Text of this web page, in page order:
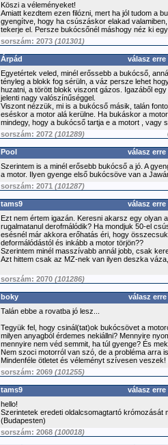
Köszi a véleményeket!
Amiatt kezdtem ezen filózni, mert ha jól tudom a
gyengítve, hogy ha csúszáskor elakad
tekerje el. Persze bukócsőnél máshogy néz ki egy
sorszám: 2073 (101301)
Árpád válasz erre
Egyetértek veled, minél erőssebb a bukócső,
tényleg a blokk fog sérüln, a váz persze lehet
huzatni, a törött blokk viszont gázos. Igazáből
jelenti nagy valószínűséggel.
Viszont nézzük, mi is a bukócső másik, talán
eséskor a motor alá kerülne. Ha bukáskor a
mindegy, hogy a bukócső tartja e a motort , vagy
sorszám: 2072 (101289)
Pool válasz erre
Szerintem is a minél erősebb bukócső a jó. A
a motor. Ilyen gyenge első bukócsöve van a
sorszám: 2071 (101287)
tams9 válasz erre
Ezt nem értem igazán. Keresni akarsz egy olyan
rugalmatanul derofmálódik? Ha mondjuk 50-el
esésnél már akkora erőhatás éri, hogy
deformálódástól és inkább a motor törjön??
Szerintem minél masszívabb annál jobb, csak
Azt hittem csak az MZ-nek van ilyen deszka
sorszám: 2070 (101286)
boky válasz erre
Talán ebbe a rovatba jó lesz...
Tegyük fel, hogy csinál(tat)ok bukócsövet a
milyen anyagból érdemes nekiállni? Mennyire
mennyire nem véd semmit, ha túl gyenge? És
Nem szoci motorról van szó, de a probléma arra
Mindenféle ötletet és véleményt szívesen
sorszám: 2069 (101255)
tams9 válasz erre
hello!
Szerintetek eredeti oldalcsomagtartó krómozását
(Budapesten)
sorszám: 2068 (100018)